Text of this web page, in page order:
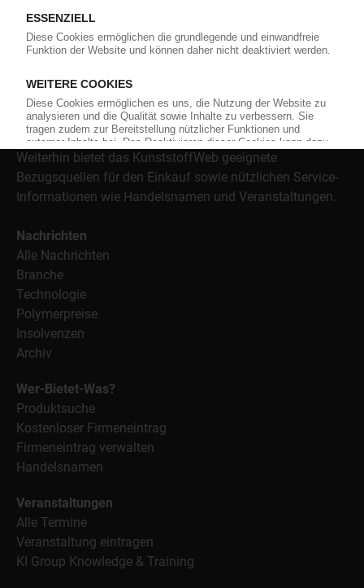
versorgt das KunststoffWeb bereits seit 1996 die Fach-
und Führungskräfte der Branche mit täglichen
der Berichterstattung ist dabei die Preisentwicklung für
Kunststoffe sowie Märkte, Unternehmen, Produkte,
Material, Anwendungen und Verpackungen.
Weiterhin bietet das KunststoffWeb geeignete
Bezugsquellen für den Einkauf sowie nützlichen Service-
Informationen wie Handelsnamen und Veranstaltungen.
Nachrichten
Alle Nachrichten
Branche
Technologie
Polymerpreise
Insolvenzen
Archiv
Wer-Bietet-Was?
Produktsuche
Kostenloser Firmeneintrag
Firmeneintrag verwalten
Handelsnamen
Veranstaltungen
Alle Termine
Veranstaltung eintragen
KI Group Knowledge & Training